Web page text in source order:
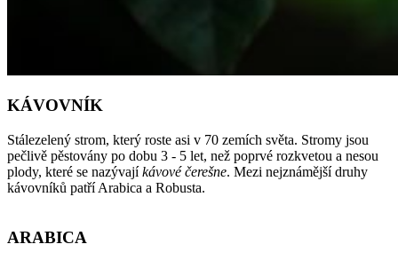
KÁVOVNÍK
Stálezelený strom, který roste asi v 70 zemích světa. Stromy jsou
pečlivě pěstovány po dobu 3 - 5 let, než poprvé rozkvetou a nesou
plody, které se nazývajíkávové čerešne. Mezi nejznámější druhy
kávovníků patří Arabica a Robusta.
ARABICA